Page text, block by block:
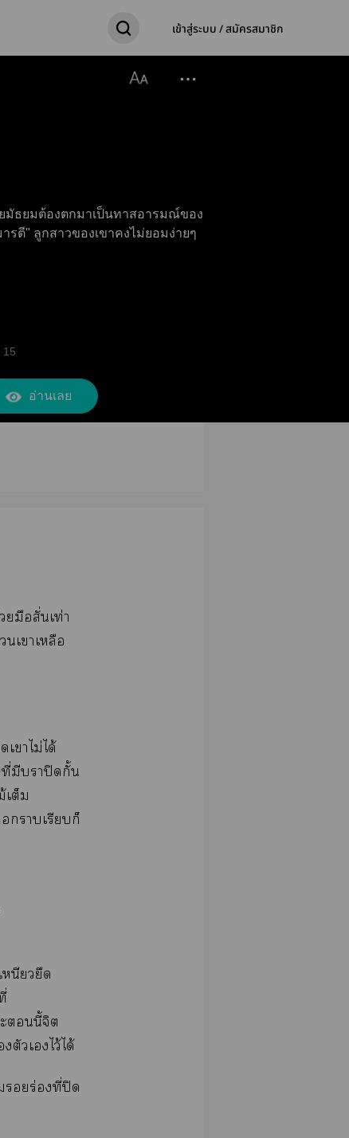
เข้าสู่ระบบ / สมัครสมาชิก
ยมัธยมต้องตกมาเป็นทาสอารมณ์ของ
รตี" ลูกสาวของเขาคงไม่ยอมง่ายๆ
15
อ่านเลย
มือสั่นเท่า
เาเหลือ
าไม่ได้
ที่มีาปิดกั้น
เต็ม
าเรียบก็
นียวยืด
นี้จิต
วเไว้ได้
ร่องที่ปิด